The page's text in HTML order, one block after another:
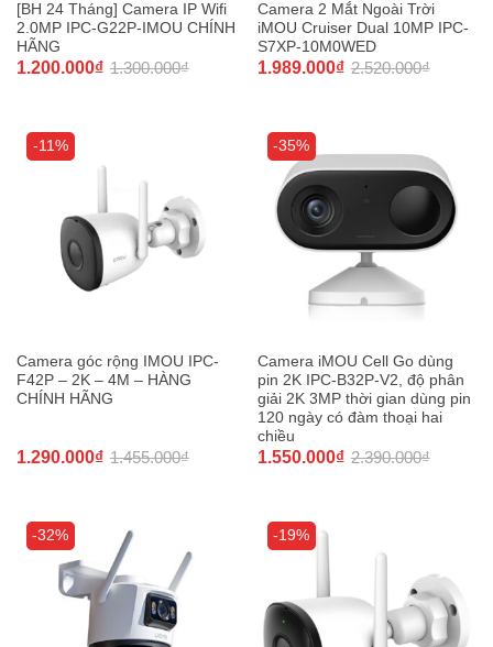
[BH 24 Tháng] Camera IP Wifi
2.0MP IPC-G22P-IMOU CHÍNH
HÃNG
1.300.000₫
1.200.000₫
Camera 2 Mắt Ngoài Trời
iMOU Cruiser Dual 10MP IPC-
S7XP-10M0WED
2.520.000₫
1.989.000₫
-11%
Camera góc rộng IMOU IPC-
F42P – 2K – 4M – HÀNG
CHÍNH HÃNG
1.455.000₫
1.290.000₫
-35%
Camera iMOU Cell Go dùng
pin 2K IPC-B32P-V2, độ phân
giải 2K 3MP thời gian dùng pin
120 ngày có đàm thoại hai
chiều
2.390.000₫
1.550.000₫
-32% -19%